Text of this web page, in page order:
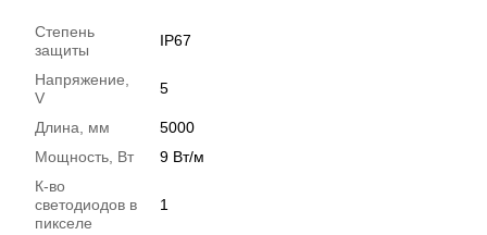
Степень
защиты
IP67
Напряжение,
V
5
Длина, мм
5000
Мощность, Вт
9 Вт/м
К-во
светодиодов в
пикселе
1